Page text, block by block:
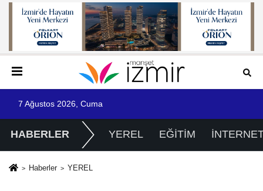
7 Ağustos 2026, Cuma
HABERLER YEREL EĞİTİM
Haberler YEREL